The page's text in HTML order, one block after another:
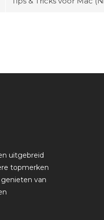
uitgebreid
topmerken
van